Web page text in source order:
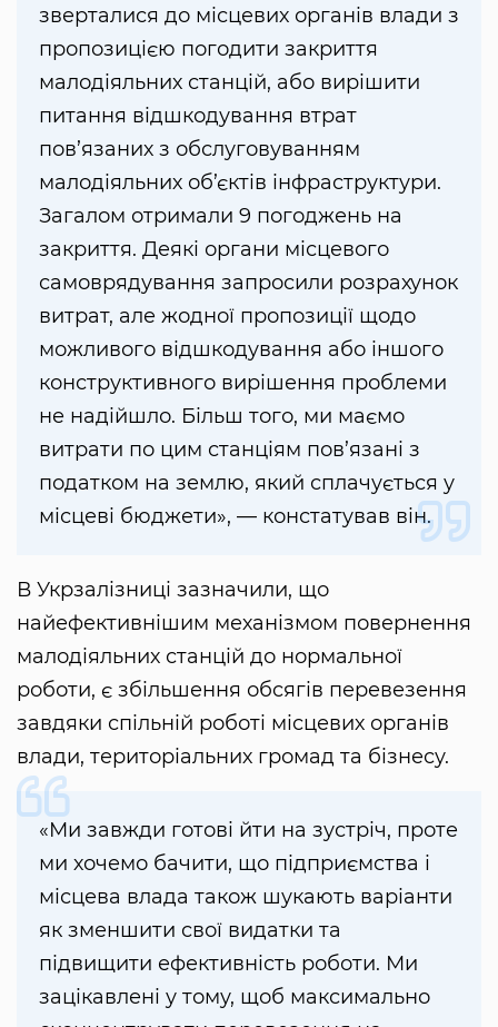
зверталися до місцевих органів влади з
пропозицією погодити закриття
малодіяльних станцій, або вирішити
питання відшкодування втрат
пов’язаних з обслуговуванням
малодіяльних об’єктів інфраструктури.
Загалом отримали 9 погоджень на
закриття. Деякі органи місцевого
самоврядування запросили розрахунок
витрат, але жодної пропозиції щодо
можливого відшкодування або іншого
конструктивного вирішення проблеми
не надійшло. Більш того, ми маємо
витрати по цим станціям пов’язані з
податком на землю, який сплачується у
місцеві бюджети», — констатував він.
В Укрзалізниці зазначили, що
найефективнішим механізмом повернення
малодіяльних станцій до нормальної
роботи, є збільшення обсягів перевезення
завдяки спільній роботі місцевих органів
влади, територіальних громад та бізнесу.
«Ми завжди готові йти на зустріч, проте
ми хочемо бачити, що підприємства і
місцева влада також шукають варіанти
як зменшити свої видатки та
підвищити ефективність роботи. Ми
зацікавлені у тому, щоб максимально